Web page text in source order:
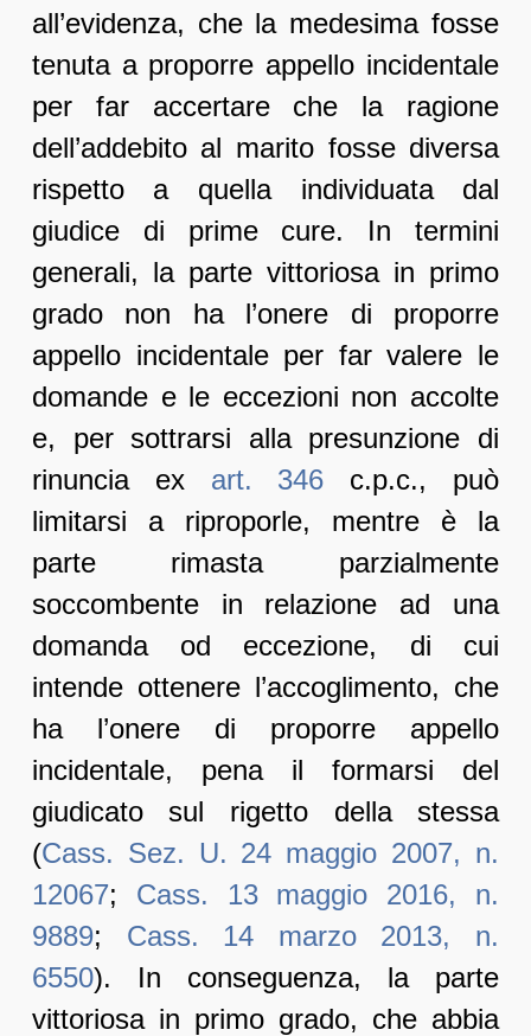
all’evidenza, che la medesima fosse
tenuta a proporre appello incidentale
per far accertare che la ragione
dell’addebito al marito fosse diversa
rispetto a quella individuata dal
giudice di prime cure. In termini
generali, la parte vittoriosa in primo
grado non ha l’onere di proporre
appello incidentale per far valere le
domande e le eccezioni non accolte
e, per sottrarsi alla presunzione di
rinuncia ex art. 346 c.p.c., può
limitarsi a riproporle, mentre è la
parte rimasta parzialmente
soccombente in relazione ad una
domanda od eccezione, di cui
intende ottenere l’accoglimento, che
ha l’onere di proporre appello
incidentale, pena il formarsi del
giudicato sul rigetto della stessa
(Cass. Sez. U. 24 maggio 2007, n.
12067; Cass. 13 maggio 2016, n.
9889; Cass. 14 marzo 2013, n.
6550). In conseguenza, la parte
vittoriosa in primo grado, che abbia